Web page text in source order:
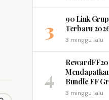
3
90 Link
Terbaru
3 minggu lalu
4
Bundle FF
3 minggu lalu